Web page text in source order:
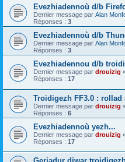
Evezhiadennoù d/b
Dernier message par Alan
Réponses : 3
Evezhiadennoù d/b
Dernier message par Alan
Réponses : 3
Evezhiadennou d/b
Dernier message par drouizig
Réponses : 17
Troidigezh FF3.0 :
Dernier message par drouizig
Réponses : 6
Evezhiadennoù yezh...
Dernier message par drouizig
Réponses : 17